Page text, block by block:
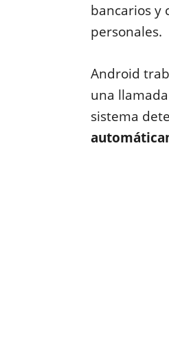
bancarios y
personales.
Android
una
sistema